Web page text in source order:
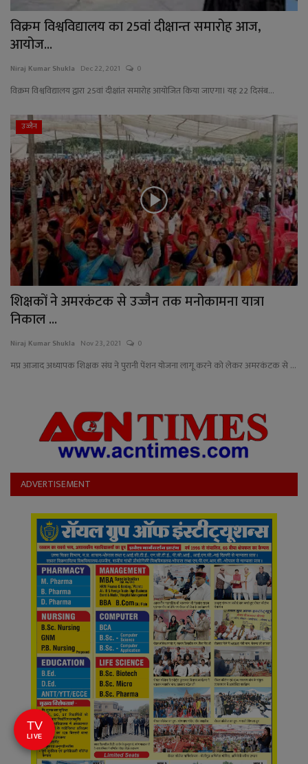
विक्रम विश्वविद्यालय का 25वां दीक्षान्त समारोह आज,
आयोज...
Niraj Kumar Shukla Dec 22, 2021 0
विक्रम विश्वविद्यालय द्वारा 25वां दीक्षांत समारोह आयोजित किया जाएगा। यह 22 दिसंब...
उज्जैन
शिक्षकों ने अमरकंटक से उज्जैन तक मनोकामना यात्रा
निकाल ...
Niraj Kumar Shukla Nov 23, 2021 0
मप्र आजाद अध्यापक शिक्षक संघ ने पुरानी पेंशन योजना लागू करने को लेकर अमरकंटक से ...
ADVERTISEMENT
TV
LIVE